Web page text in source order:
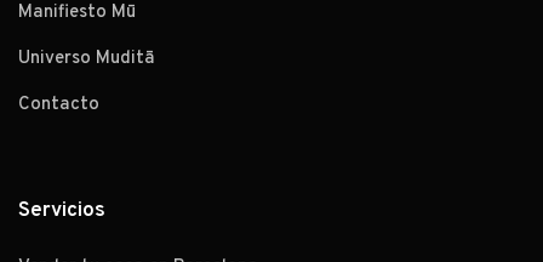
Manifiesto Mū
Universo Muditā
Contacto
Servicios